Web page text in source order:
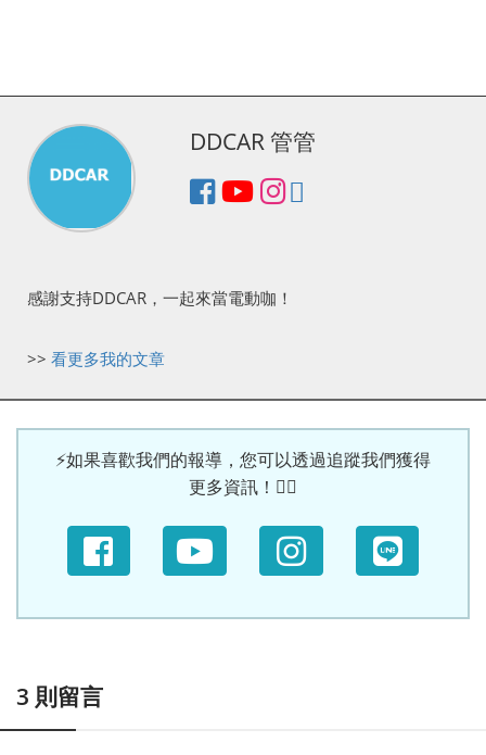
DDCAR 管管
感謝支持DDCAR，一起來當電動咖！
>> 看更多我的文章
⚡如果喜歡我們的報導，您可以透過追蹤我們獲得
更多資訊！🙆‍♀
3 則留言